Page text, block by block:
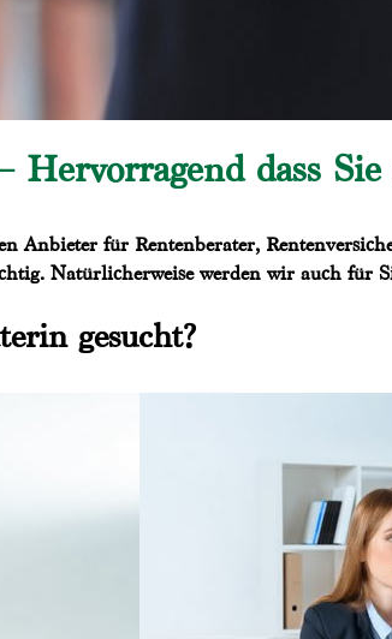
Hervorragend dass
Anbieter für Rentenberater,
Natürlicherweise werden wir auch für
gesucht?